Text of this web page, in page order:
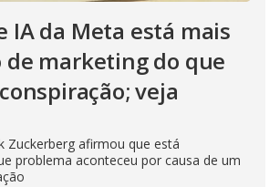
IA da Meta está mais
de marketing do que
veja
Zuckerberg afirmou que está
problema aconteceu por causa de um